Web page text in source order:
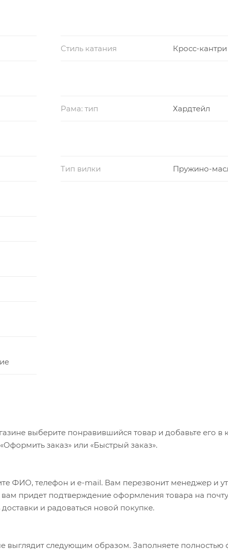
Стиль катания Кросс-кантри
Рама: тип Хардтейл
Тип вилки Пружино-
выберите понравившийся товар и добавьте его в
заказ» или «Быстрый заказ».
ФИО, телефон и e-mail. Вам перезвонит менеджер и
вам придет подтверждение оформления товара на
и радоваться новой покупке.
выглядит следующим образом. Заполняете полностью